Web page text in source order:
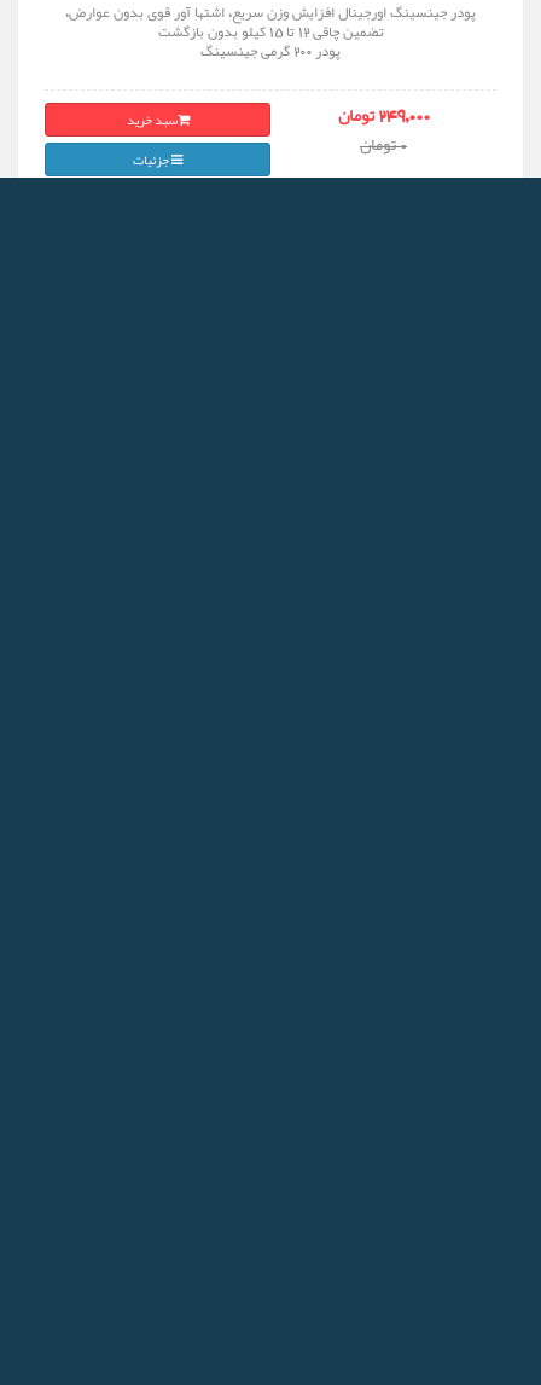
پودر جینسینگ اورجینال افزایش وزن سریع، اشتها آور قوی بدون عوارض،
تضمین چاقی ۱۲ تا ۱۵ کیلو بدون بازگشت
پودر 200 گرمی جینسینگ
249,000 تومان
0 تومان
سبد خرید
جزئیات